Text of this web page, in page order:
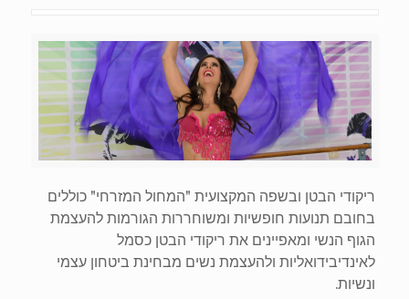
ריקודי הבטן ובשפה המקצועית "המחול המזרחי" כוללים
בחובם תנועות חופשיות ומשוחררות הגורמות להעצמת
הגוף הנשי ומאפיינים את ריקודי הבטן כסמל
לאינדיבידואליות ולהעצמת נשים מבחינת ביטחון עצמי
ונשיות.